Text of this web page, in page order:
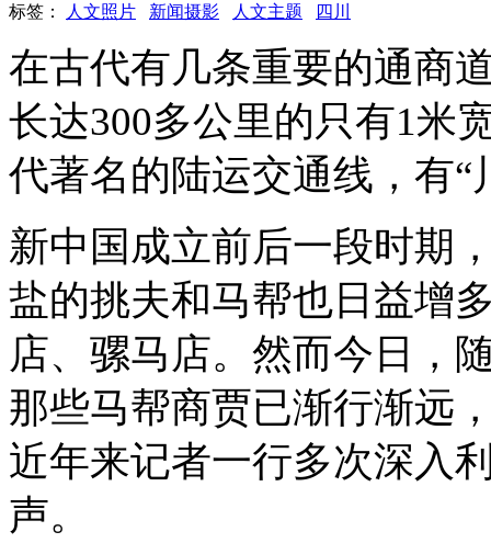
标签： 人文照片 新闻摄影 人文主题 四川
在古代有几条重要的通商
长达300多公里的只有1米
代著名的陆运交通线，有“
新中国成立前后一段时期
盐的挑夫和马帮也日益增
店、骡马店。然而今日，
那些马帮商贾已渐行渐远
近年来记者一行多次深入
声。